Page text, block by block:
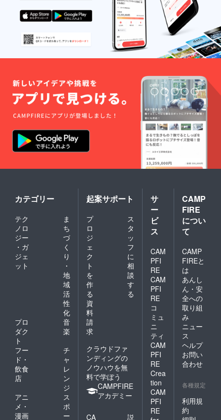
カテゴリー
テク
ノロ
ジー
・ガ
ジェ
ット
ま
ち
づ
く
り
・
地
域
活
性
化
プロ
ダク
ト
音
楽
フー
ド・
飲食
店
チ
ャ
レ
ン
ジ
アニ
メ・
漫画
ス
ポ
ー
起案サポート
プ
ロ
ジ
ェ
ク
ト
を
作
る
ス
タ
ッ
フ
に
相
談
す
る
資
料
請
求
クラウドファ
ンディングの
ノウハウを無
料で学ぼう
CAMPFIRE
アカデミー
CA 説
サ
ー
ビ
ス
CAM
PFI
RE
CAM
PFI
RE
コ
ミュ
ニ
ティ
CAM
PFI
RE
Crea
tion
CAM
PFI
RE
CAMP
FIRE
につい
て
CAMP
FIREと
は
あんし
ん・安
全への
取り組
み
ニュー
ス
ヘルプ
お問い
合わせ
各種規定
利用規
約